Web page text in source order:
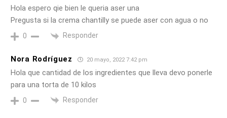
Hola espero qie bien le queria aser una
Pregusta si la crema chantilly se puede aser con agua o no
0 Responder
Nora Rodríguez 20 mayo, 2022 7:42 pm
Hola que cantidad de los ingredientes que lleva devo ponerle
para una torta de 10 kilos
0 Responder